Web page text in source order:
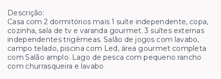
Descrição:
Casa com 2 dormitórios mais 1 suíte independente, copa,
cozinha, sala de tv e varanda gourmet. 3 suítes externas
independentes trigêmeas. Salão de jogos com lavabo,
campo telado, piscina com Led, área gourmet completa
com Salão amplo. Lago de pesca com pequeno rancho
com churrasqueira e lavabo